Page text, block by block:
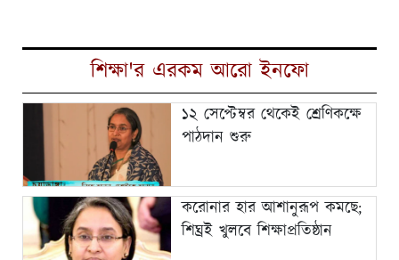
শিক্ষা'র এরকম আরো ইনফো
১২ সেপ্টেম্বর থেকেই শ্রেণিকক্ষে
পাঠদান শুরু
করোনার হার আশানুরূপ কমছে;
শিঘ্রই খুলবে শিক্ষাপ্রতিষ্ঠান